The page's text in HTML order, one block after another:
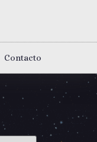
Contacto